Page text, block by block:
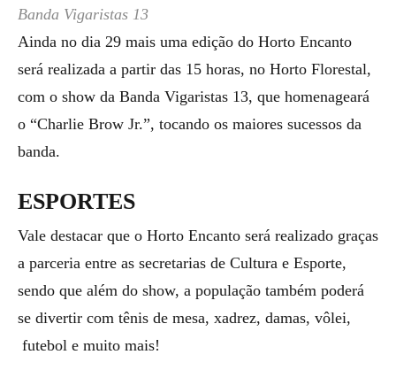
Banda Vigaristas 13
Ainda no dia 29 mais uma edição do Horto Encanto
será realizada a partir das 15 horas, no Horto Florestal,
com o show da Banda Vigaristas 13, que homenageará
o “Charlie Brow Jr.”, tocando os maiores sucessos da
banda.
ESPORTES
Vale destacar que o Horto Encanto será realizado graças
a parceria entre as secretarias de Cultura e Esporte,
sendo que além do show, a população também poderá
se divertir com tênis de mesa, xadrez, damas, vôlei,
futebol e muito mais!